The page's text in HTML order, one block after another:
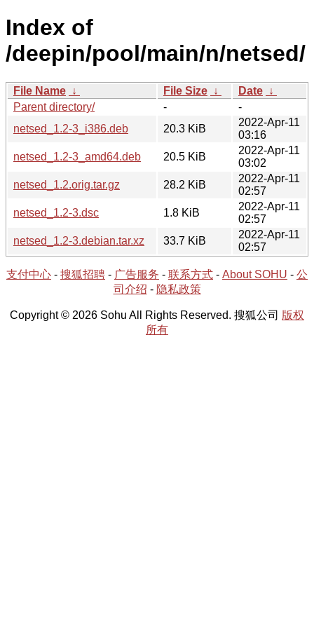
Index of
/deepin/pool/main/n/netsed/
File Name ↓ File Size ↓ Date ↓
Parent directory/
-
-
netsed_1.2-3_i386.deb
20.3 KiB
2022-Apr-11
03:16
netsed_1.2-3_amd64.deb
20.5 KiB
2022-Apr-11
03:02
netsed_1.2.orig.tar.gz
28.2 KiB
2022-Apr-11
02:57
netsed_1.2-3.dsc
1.8 KiB
2022-Apr-11
02:57
netsed_1.2-3.debian.tar.xz
33.7 KiB
2022-Apr-11
02:57
支付中心 - 搜狐招聘 - 广告服务 - 联系方式 - About SOHU - 公
司介绍 - 隐私政策
Copyright © 2026 Sohu All Rights Reserved. 搜狐公司 版权
所有